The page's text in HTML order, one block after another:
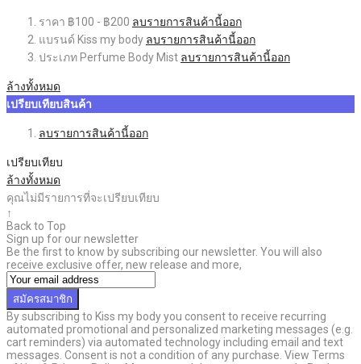
ราคา ฿100 - ฿200 ลบรายการสินค้านี้ออก
แบรนด์ Kiss my body ลบรายการสินค้านี้ออก
ประเภทPerfume Body Mist ลบรายการสินค้านี้ออก
ล้างทั้งหมด
เปรียบเทียบสินค้า
ลบรายการสินค้านี้ออก
เปรียบเทียบ
ล้างทั้งหมด
คุณไม่มีรายการที่จะเปรียบเทียบ
↑
Back to Top
Sign up for our newsletter
Be the first to know by subscribing our newsletter. You will also
receive exclusive offer, new release and more,
สมัครสมาชิก
By subscribing to Kiss my body you consent to receive recurring
automated promotional and personalized marketing messages (e.g.
cart reminders) via automated technology including email and text
messages. Consent is not a condition of any purchase. View Terms